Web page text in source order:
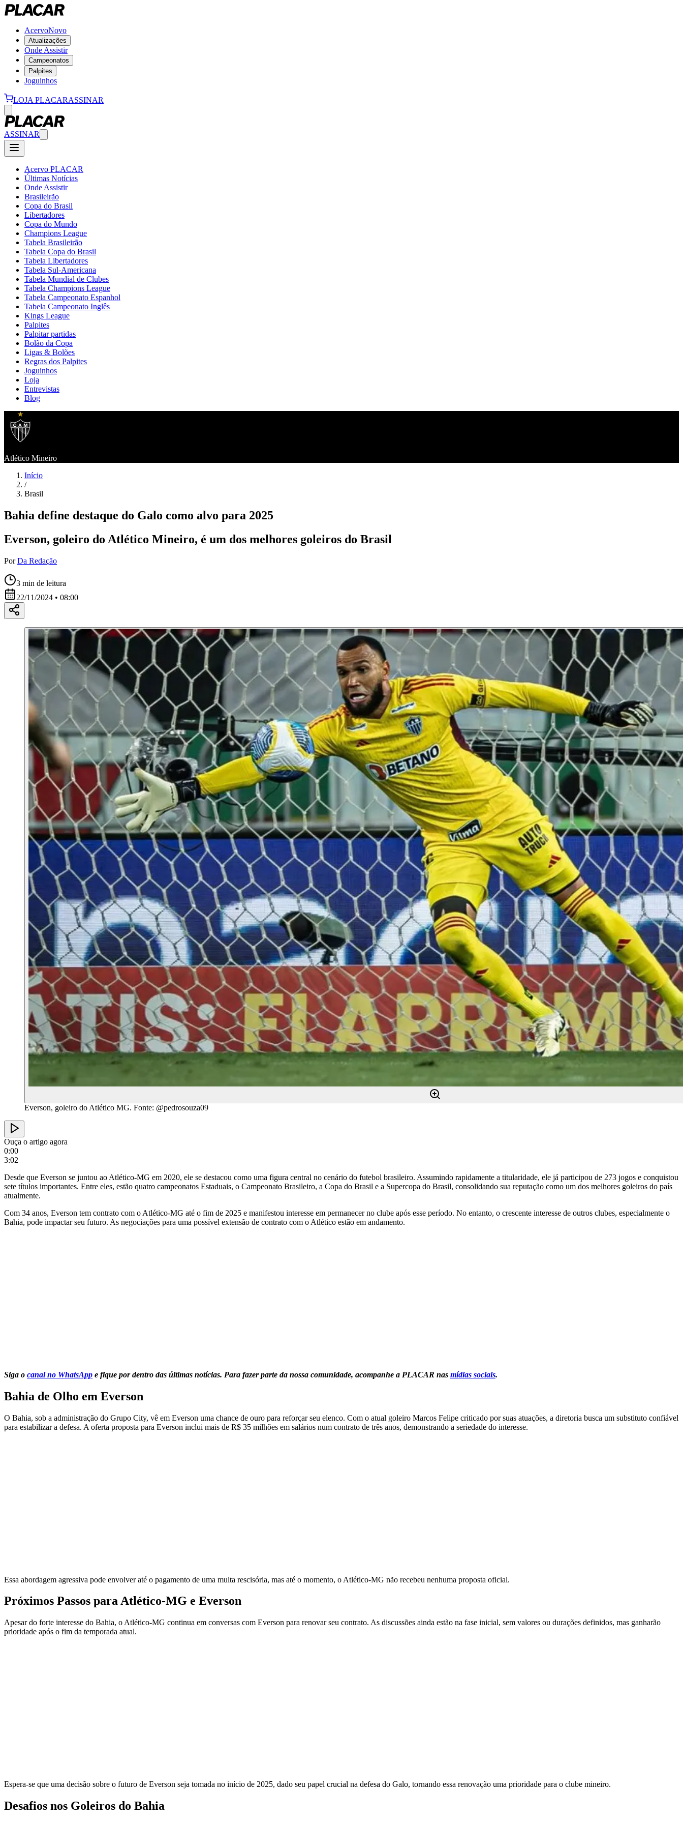
AcervoNovo
Atualizações
Onde Assistir
Campeonatos
Palpites
Joguinhos
LOJA PLACARASSINAR
ASSINAR
Acervo PLACAR
Últimas Notícias
Onde Assistir
Brasileirão
Copa do Brasil
Libertadores
Copa do Mundo
Champions League
Tabela Brasileirão
Tabela Copa do Brasil
Tabela Libertadores
Tabela Sul-Americana
Tabela Mundial de Clubes
Tabela Champions League
Tabela Campeonato Espanhol
Tabela Campeonato Inglês
Kings League
Palpites
Palpitar partidas
Bolão da Copa
Ligas & Bolões
Regras dos Palpites
Joguinhos
Loja
Entrevistas
Blog
Atlético Mineiro
Início
/
Brasil
Bahia define destaque do Galo como alvo para 2025
Everson, goleiro do Atlético Mineiro, é um dos melhores goleiros do Brasil
Por Da Redação
3 min de leitura
22/11/2024 • 08:00
Everson, goleiro do Atlético MG. Fonte: @pedrosouza09
Ouça o artigo agora
0:00
3:02
Desde que Everson se juntou ao Atlético-MG em 2020, ele se destacou como uma figura central no cenário do futebol brasileiro. Assumindo rapidamente a titularidade, ele já participou de 273 jogos e conquistou
sete títulos importantes. Entre eles, estão quatro campeonatos Estaduais, o Campeonato Brasileiro, a Copa do Brasil e a Supercopa do Brasil, consolidando sua reputação como um dos melhores goleiros do país
atualmente.
Com 34 anos, Everson tem contrato com o Atlético-MG até o fim de 2025 e manifestou interesse em permanecer no clube após esse período. No entanto, o crescente interesse de outros clubes, especialmente o
Bahia, pode impactar seu futuro. As negociações para uma possível extensão de contrato com o Atlético estão em andamento.
Siga o canal no WhatsApp e fique por dentro das últimas notícias. Para fazer parte da nossa comunidade, acompanhe a PLACAR nas mídias sociais.
Bahia de Olho em Everson
O Bahia, sob a administração do Grupo City, vê em Everson uma chance de ouro para reforçar seu elenco. Com o atual goleiro Marcos Felipe criticado por suas atuações, a diretoria busca um substituto confiável
para estabilizar a defesa. A oferta proposta para Everson inclui mais de R$ 35 milhões em salários num contrato de três anos, demonstrando a seriedade do interesse.
Essa abordagem agressiva pode envolver até o pagamento de uma multa rescisória, mas até o momento, o Atlético-MG não recebeu nenhuma proposta oficial.
Próximos Passos para Atlético-MG e Everson
Apesar do forte interesse do Bahia, o Atlético-MG continua em conversas com Everson para renovar seu contrato. As discussões ainda estão na fase inicial, sem valores ou durações definidos, mas ganharão
prioridade após o fim da temporada atual.
Espera-se que uma decisão sobre o futuro de Everson seja tomada no início de 2025, dado seu papel crucial na defesa do Galo, tornando essa renovação uma prioridade para o clube mineiro.
Desafios nos Goleiros do Bahia